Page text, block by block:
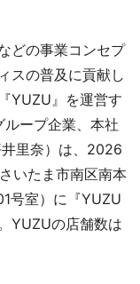
どの事業コンセプ
スの普及に貢献し
YUZU』を運営す
ープ企業、本社
里奈）は、2026
いたま市南区南本
号室）に『YUZU
YUZUの店舗数は